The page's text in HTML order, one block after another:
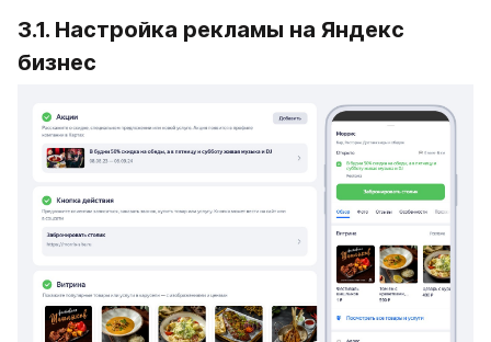
3.1. Настройка рекламы на Яндекс
бизнес